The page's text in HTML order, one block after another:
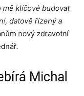
mě klíčové budovat
í, datově řízený a
nový zdravotní
Michal